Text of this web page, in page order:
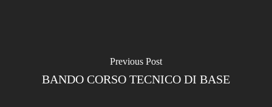
Previous Post
BANDO CORSO TECNICO DI BASE